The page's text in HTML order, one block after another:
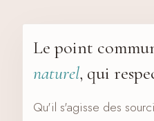
Le point
naturel, qui
Qu'il s'agisse des